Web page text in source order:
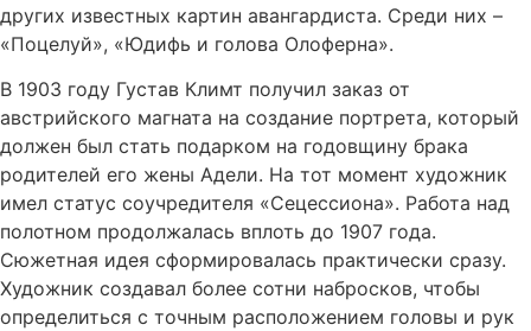
других известных картин авангардиста. Среди них –
«Поцелуй», «Юдифь и голова Олоферна».
В 1903 году Густав Климт получил заказ от
австрийского магната на создание портрета, который
должен был стать подарком на годовщину брака
родителей его жены Адели. На тот момент художник
имел статус соучредителя «Сецессиона». Работа над
полотном продолжалась вплоть до 1907 года.
Сюжетная идея сформировалась практически сразу.
Художник создавал более сотни набросков, чтобы
определиться с точным расположением головы и рук